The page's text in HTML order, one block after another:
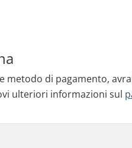
metodo di pagamento,
ulteriori informazioni sul